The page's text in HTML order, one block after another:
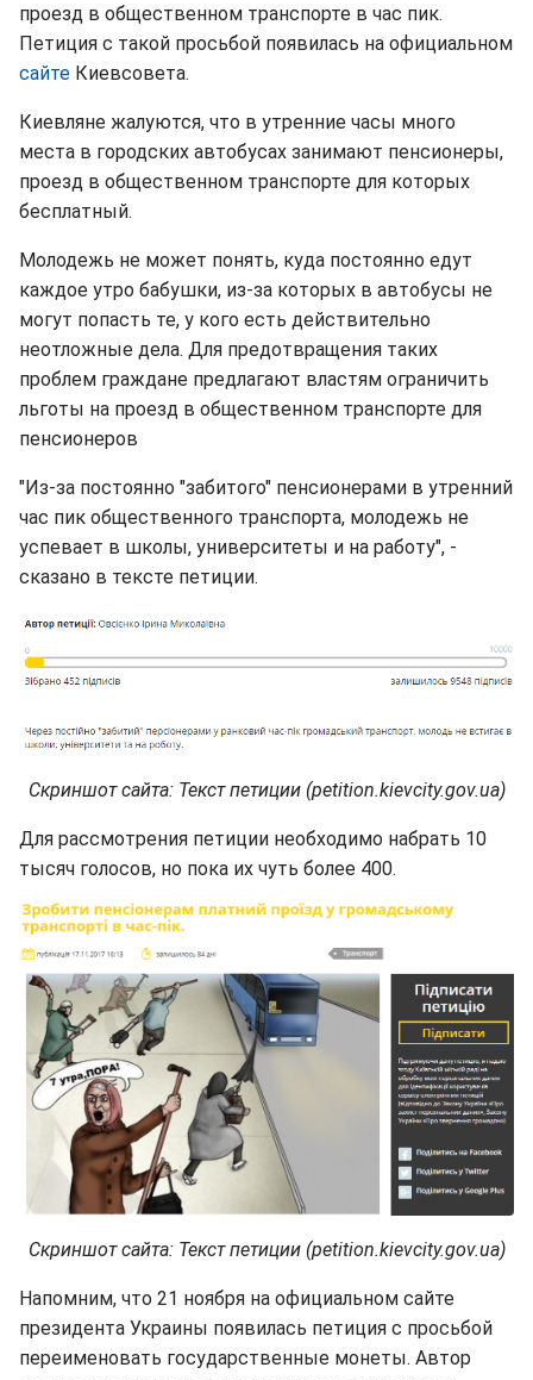
проезд в общественном транспорте в час пик.
Петиция с такой просьбой появилась на официальном
сайте Киевсовета.
Киевляне жалуются, что в утренние часы много
места в городских автобусах занимают пенсионеры,
проезд в общественном транспорте для которых
бесплатный.
Молодежь не может понять, куда постоянно едут
каждое утро бабушки, из-за которых в автобусы не
могут попасть те, у кого есть действительно
неотложные дела. Для предотвращения таких
проблем граждане предлагают властям ограничить
льготы на проезд в общественном транспорте для
пенсионеров
"Из-за постоянно "забитого" пенсионерами в утренний
час пик общественного транспорта, молодежь не
успевает в школы, университеты и на работу", -
сказано в тексте петиции.
Скриншот сайта: Текст петиции (petition.kievcity.gov.ua)
Для рассмотрения петиции необходимо набрать 10
тысяч голосов, но пока их чуть более 400.
Скриншот сайта: Текст петиции (petition.kievcity.gov.ua)
Напомним, что 21 ноября на официальном сайте
президента Украины появилась петиция с просьбой
переименовать государственные монеты. Автор